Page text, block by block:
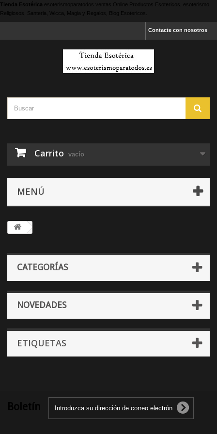
Tienda Esotérica esoterismoparatodos ventas Online Productos Esotericos, esoterismo,
Religiosos, Santeria, Wicca, Magia y Regalos, Blog Esotericos.
Contacte con nosotros
Carrito vacío
MENÚ
CATEGORÍAS
NOVEDADES
ETIQUETAS
Boletín